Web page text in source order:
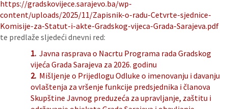
https://gradskovijece.sarajevo.ba/wp-
content/uploads/2025/11/Zapisnik-o-radu-Cetvrte-sjednice-
Komisije-za-Statut-i-akte-Gradskog-vijeca-Grada-Sarajeva.pdf
te predlaže sljedeći dnevni red:
1. Javna rasprava o Nacrtu Programa rada Gradskog
vijeća Grada Sarajeva za 2026. godinu
2. Mišljenje o Prijedlogu Odluke o imenovanju i davanju
ovlaštenja za vršenje funkcije predsjednika i članova
Skupštine Javnog preduzeća za upravljanje, zaštitu i